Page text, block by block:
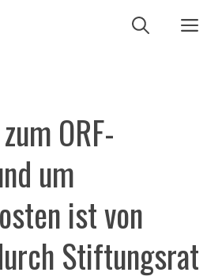
ORF-
um
ist von
Stiftungsrat